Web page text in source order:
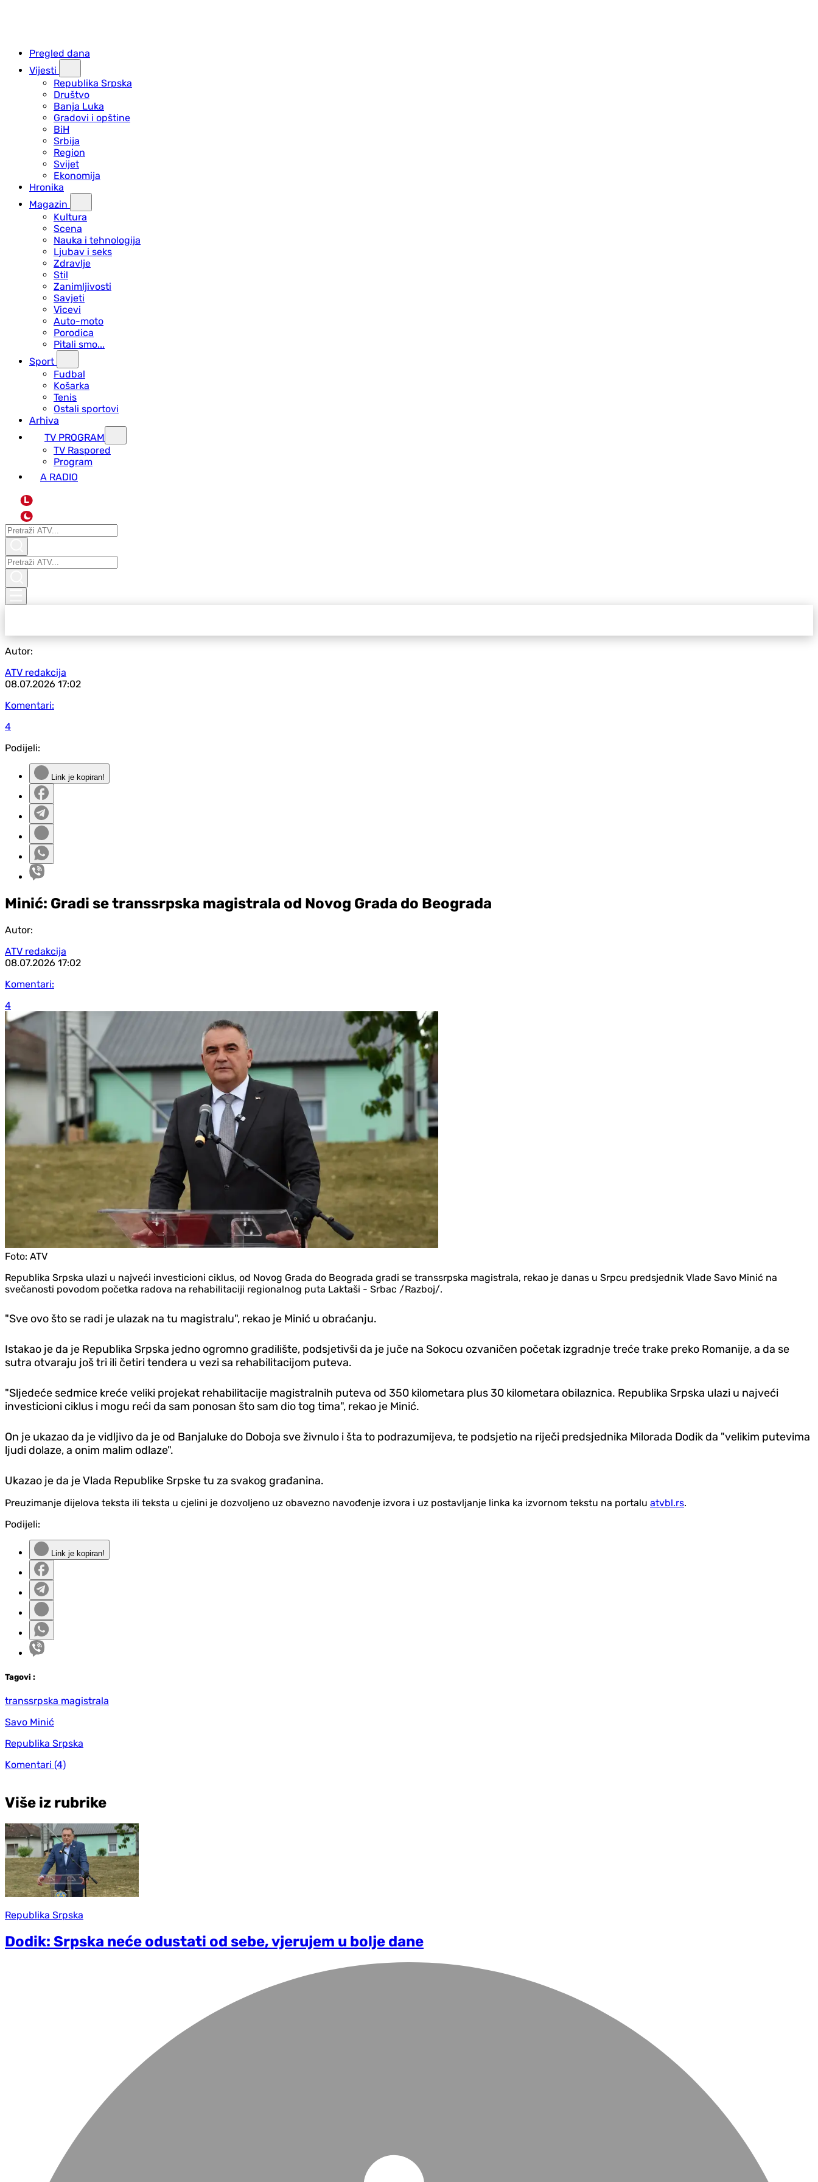
Pregled dana
Vijesti
Republika Srpska
Društvo
Banja Luka
Gradovi i opštine
BiH
Srbija
Region
Svijet
Ekonomija
Hronika
Magazin
Kultura
Scena
Nauka i tehnologija
Ljubav i seks
Zdravlje
Stil
Zanimljivosti
Savjeti
Vicevi
Auto-moto
Porodica
Pitali smo...
Sport
Fudbal
Košarka
Tenis
Ostali sportovi
Arhiva
TV PROGRAM
ТV Raspored
Program
A RADIO
L
Autor:
ATV redakcija
08.07.2026 17:02
Komentari:
4
Podijeli:
Link je kopiran!
Minić: Gradi se transsrpska magistrala od Novog Grada do Beograda
Autor:
ATV redakcija
08.07.2026 17:02
Komentari:
4
Foto: ATV
Republika Srpska ulazi u najveći investicioni ciklus, od Novog Grada do Beograda gradi se transsrpska magistrala, rekao je danas u Srpcu predsjednik Vlade Savo Minić na
svečanosti povodom početka radova na rehabilitaciji regionalnog puta Laktaši - Srbac /Razboj/.
"Sve ovo što se radi je ulazak na tu magistralu", rekao je Minić u obraćanju.
Istakao je da je Republika Srpska jedno ogromno gradilište, podsjetivši da je juče na Sokocu ozvaničen početak izgradnje treće trake preko Romanije, a da se
sutra otvaraju još tri ili četiri tendera u vezi sa rehabilitacijom puteva.
"Sljedeće sedmice kreće veliki projekat rehabilitacije magistralnih puteva od 350 kilometara plus 30 kilometara obilaznica. Republika Srpska ulazi u najveći
investicioni ciklus i mogu reći da sam ponosan što sam dio tog tima", rekao je Minić.
On je ukazao da je vidljivo da je od Banjaluke do Doboja sve živnulo i šta to podrazumijeva, te podsjetio na riječi predsjednika Milorada Dodik da "velikim putevima
ljudi dolaze, a onim malim odlaze".
Ukazao je da je Vlada Republike Srpske tu za svakog građanina.
Preuzimanje dijelova teksta ili teksta u cjelini je dozvoljeno uz obavezno navođenje izvora i uz postavljanje linka ka izvornom tekstu na portalu atvbl.rs.
Podijeli:
Link je kopiran!
Tagovi :
transsrpska magistrala
Savo Minić
Republika Srpska
Komentari (4)
Više iz rubrike
Republika Srpska
Dodik: Srpska neće odustati od sebe, vjerujem u bolje dane